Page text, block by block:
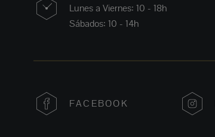
Lunes a Viernes: 10 - 18h
Sábados: 10 - 14h
FACEBOOK